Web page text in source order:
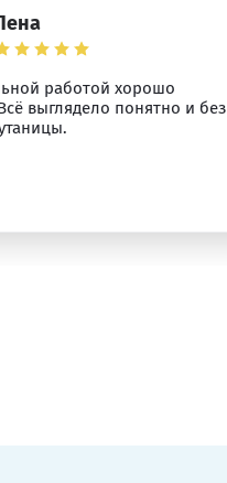
работой хорошо
выглядело понятно и без